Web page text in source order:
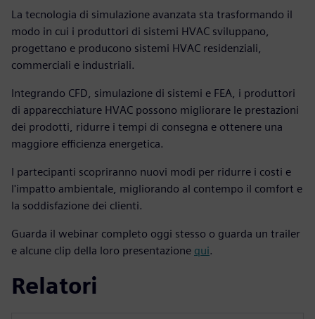
La tecnologia di simulazione avanzata sta trasformando il
modo in cui i produttori di sistemi HVAC sviluppano,
progettano e producono sistemi HVAC residenziali,
commerciali e industriali.
Integrando CFD, simulazione di sistemi e FEA, i produttori
di apparecchiature HVAC possono migliorare le prestazioni
dei prodotti, ridurre i tempi di consegna e ottenere una
maggiore efficienza energetica.
I partecipanti scopriranno nuovi modi per ridurre i costi e
l'impatto ambientale, migliorando al contempo il comfort e
la soddisfazione dei clienti.
Guarda il webinar completo oggi stesso o guarda un trailer
e alcune clip della loro presentazione qui.
Relatori